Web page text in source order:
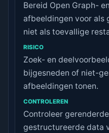
Bereid Open Graph-
afbeeldingen voor als
niet als toevallige
Zoek- en
bijgesneden of niet-
afbeeldingen tonen.
Controleer
gestructureerde data